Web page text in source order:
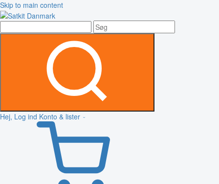
Skip to main content
Hej, Log ind Konto & lister